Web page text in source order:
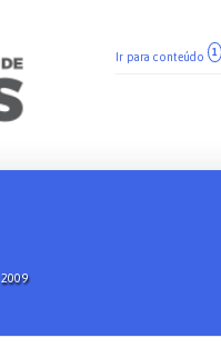
Ir para conteúdo 1
2009